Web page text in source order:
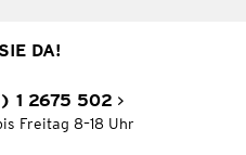
DA!
1 2675 502
Freitag 8–18 Uhr